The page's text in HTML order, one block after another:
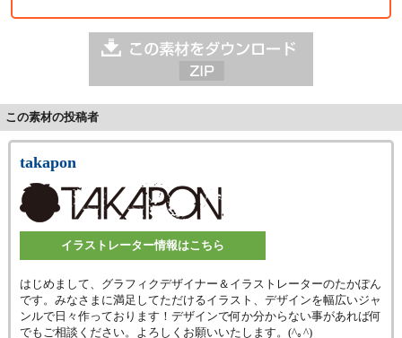
この素材の投稿者
takapon
イラストレーター情報はこちら
はじめまして、グラフィクデザイナー＆イラストレーターのたかぽん
です。みなさまに満足してただけるイラスト、デザインを幅広いジャ
ンルで日々作っております！デザインで何か分からない事があれば何
でもご相談ください。よろしくお願いいたします。(^｡^)